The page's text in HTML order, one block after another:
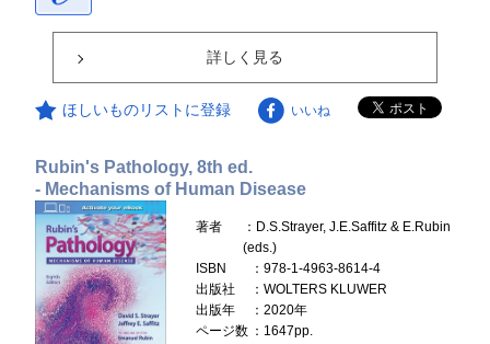
詳しく見る
ほしいものリストに登録 いいね
Rubin's Pathology, 8th ed.
- Mechanisms of Human Disease
著者
：D.S.Strayer, J.E.Saffitz & E.Rubin
(eds.)
ISBN
：978-1-4963-8614-4
出版社
：WOLTERS KLUWER
出版年
：2020年
ページ数 ：1647pp.